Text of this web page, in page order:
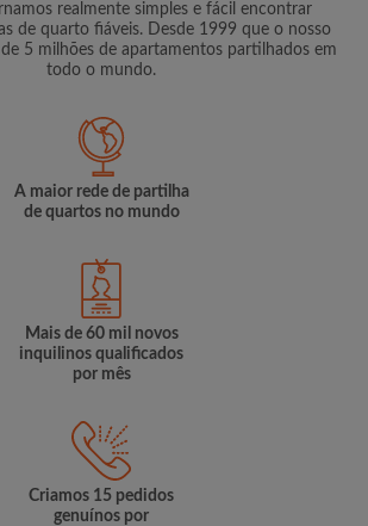
realmente simples e fácil encontrar
de quarto fiáveis. Desde 1999 que o nosso
5 milhões de apartamentos partilhados em
todo o mundo.
A maior rede de partilha
de quartos no mundo
Mais de 60 mil novos
inquilinos qualificados
por mês
Criamos 15 pedidos
genuínos por